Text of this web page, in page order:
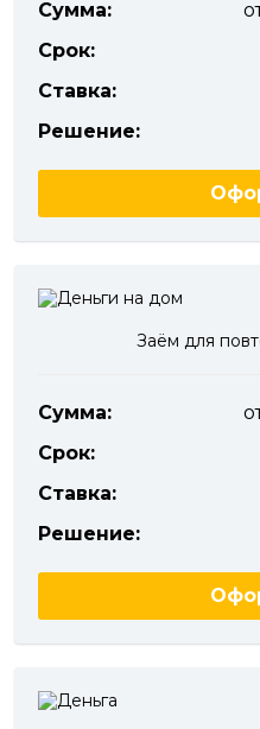
Сумма:
Срок:
Ставка:
Решение:
Заём для
Сумма:
Срок:
Ставка:
Решение: